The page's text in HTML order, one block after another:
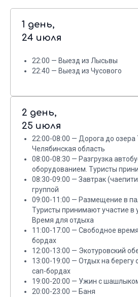
1 день,
24 июля
22:00 — Выезд из Лысьвы
22:40 — Выезд из Чусового
2 день,
25 июля
22:00-08:00 — Дорога до озера
Челябинская область
08:00-08:30 — Разгрузка
оборудованием. Туристы
08:30-09:00 — Завтрак
группой
09:00-11:00 — Размещение в
Туристы принимают участие в
Время для отдыха
11:00-17:00 — Свободное
бордах
12:00-13:00 — Экотуровский
13:00-19:00 — Отдых на берегу
сап-бордах
19:00-20:00 — Ужин с
20:00-23:00 — Баня
для всех участников тура
Фотографии из наших туров —
моменты счастья и приключений
Вдохновитесь
с нами!